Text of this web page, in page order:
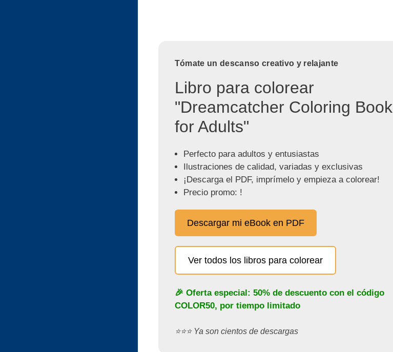
Tómate un descanso creativo y relajante
Libro para colorear
"Dreamcatcher Coloring Book
for Adults"
Perfecto para adultos y entusiastas
Ilustraciones de calidad, variadas y exclusivas
¡Descarga el PDF, imprímelo y empieza a colorear!
Precio promo: !
Descargar mi eBook en PDF
Ver todos los libros para colorear
🎉 Oferta especial: 50% de descuento con el código
COLOR50, por tiempo limitado
⭐️⭐️⭐️ Ya son cientos de descargas